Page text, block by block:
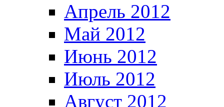
Апрель 2012
Май 2012
Июнь 2012
Июль 2012
Август 2012